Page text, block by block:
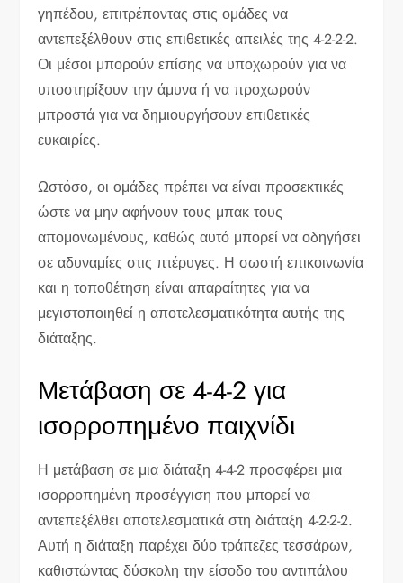
γηπέδου, επιτρέποντας στις ομάδες να
αντεπεξέλθουν στις επιθετικές απειλές της 4-2-2-2.
Οι μέσοι μπορούν επίσης να υποχωρούν για να
υποστηρίξουν την άμυνα ή να προχωρούν
μπροστά για να δημιουργήσουν επιθετικές
ευκαιρίες.
Ωστόσο, οι ομάδες πρέπει να είναι προσεκτικές
ώστε να μην αφήνουν τους μπακ τους
απομονωμένους, καθώς αυτό μπορεί να οδηγήσει
σε αδυναμίες στις πτέρυγες. Η σωστή επικοινωνία
και η τοποθέτηση είναι απαραίτητες για να
μεγιστοποιηθεί η αποτελεσματικότητα αυτής της
διάταξης.
Μετάβαση σε 4-4-2 για
ισορροπημένο παιχνίδι
Η μετάβαση σε μια διάταξη 4-4-2 προσφέρει μια
ισορροπημένη προσέγγιση που μπορεί να
αντεπεξέλθει αποτελεσματικά στη διάταξη 4-2-2-2.
Αυτή η διάταξη παρέχει δύο τράπεζες τεσσάρων,
καθιστώντας δύσκολη την είσοδο του αντιπάλου